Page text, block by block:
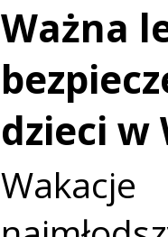
Ważna
dzieci w